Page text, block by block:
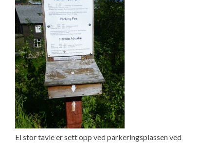
Ei stor tavle er sett opp ved parkeringsplassen ved